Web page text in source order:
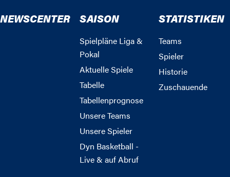
NEWSCENTER SAISON
Spielpläne Liga &
Pokal
Aktuelle Spiele
Tabelle
Tabellenprognose
Unsere Teams
Unsere Spieler
Dyn Basketball -
Live & auf Abruf
STATISTIKEN
Teams
Spieler
Historie
Zuschauende